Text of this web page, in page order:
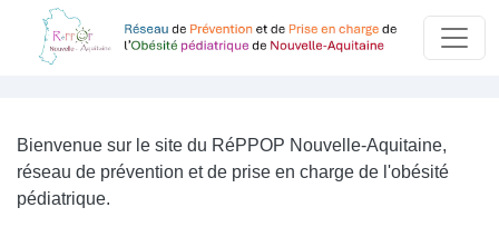
Aller au contenu principal
Bienvenue sur le site du RéPPOP Nouvelle-Aquitaine,
réseau de prévention et de prise en charge de l'obésité
pédiatrique.
Panneau de gestion des cookies